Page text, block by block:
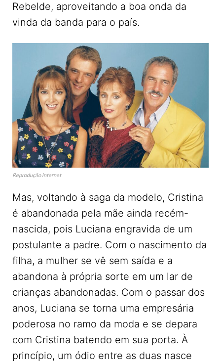
Rebelde, aproveitando a boa onda da
vinda da banda para o país.
Reprodução internet
Mas, voltando à saga da modelo, Cristina
é abandonada pela mãe ainda recém-
nascida, pois Luciana engravida de um
postulante a padre. Com o nascimento da
filha, a mulher se vê sem saída e a
abandona à própria sorte em um lar de
crianças abandonadas. Com o passar dos
anos, Luciana se torna uma empresária
poderosa no ramo da moda e se depara
com Cristina batendo em sua porta. À
princípio, um ódio entre as duas nasce